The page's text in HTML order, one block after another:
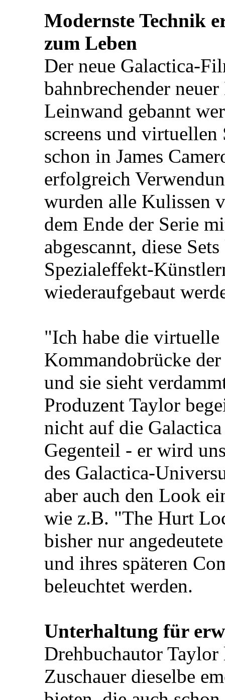
Modernste Technik
zum Leben
Der neue Galactica-
bahnbrechender
Leinwand gebannt
screens und virtuellen
schon in James
erfolgreich
wurden alle Kulissen
dem Ende der Serie
abgescannt, diese
Spezialeffekt-
wiederaufgebaut
"Ich habe die
Kommandobrücke
und sie sieht
Produzent Taylor
nicht auf die
Gegenteil - er wird
des Galactica-
aber auch den Look
wie z.B. "The Hurt
bisher nur
und ihres späteren
beleuchtet werden.
Unterhaltung für
Drehbuchautor
Zuschauer dieselbe